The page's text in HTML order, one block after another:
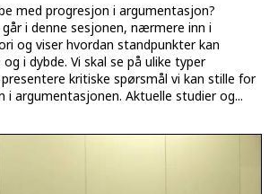
med progresjon i argumentasjon?
i denne sesjonen, nærmere inn i
og viser hvordan standpunkter kan
i dybde. Vi skal se på ulike typer
kritiske spørsmål vi kan stille for
i argumentasjonen. Aktuelle studier og...